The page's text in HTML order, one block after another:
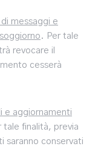
messaggi e
. Per tale
revocare il
cesserà
e aggiornamenti
tale finalità, previa
saranno conservati